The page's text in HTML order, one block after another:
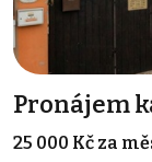
Pronájem
25 000 Kč za